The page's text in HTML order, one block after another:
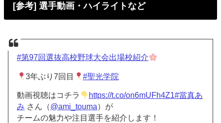
[参考] 選手動画・ハイライトなど
#第97回選抜高校野球大会出場校紹介
3年ぶり7回目 #聖光学院
動画視聴はコチラ https://t.co/on6mUFh4Z1#當真あ
み さん（@ami_touma）が
チームの魅力や注目選手を紹介します！